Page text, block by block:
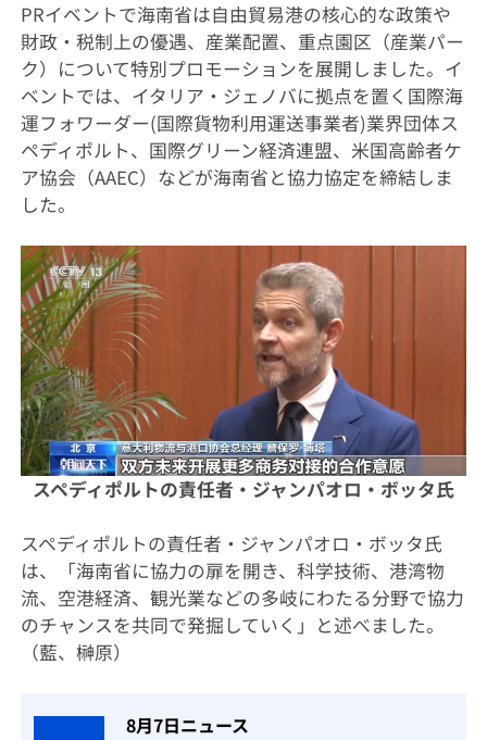
PRイベントで海南省は自由貿易港の核心的な政策や
財政・税制上の優遇、産業配置、重点園区（産業パー
ク）について特別プロモーションを展開しました。イ
ベントでは、イタリア・ジェノバに拠点を置く国際海
運フォワーダー(国際貨物利用運送事業者)業界団体ス
ペディポルト、国際グリーン経済連盟、米国高齢者ケ
ア協会（AAEC）などが海南省と協力協定を締結しま
した。
スペディポルトの責任者・ジャンパオロ・ボッタ氏
スペディポルトの責任者・ジャンパオロ・ボッタ氏
は、「海南省に協力の扉を開き、科学技術、港湾物
流、空港経済、観光業などの多岐にわたる分野で協力
のチャンスを共同で発掘していく」と述べました。
（藍、榊原）
8月7日ニュース